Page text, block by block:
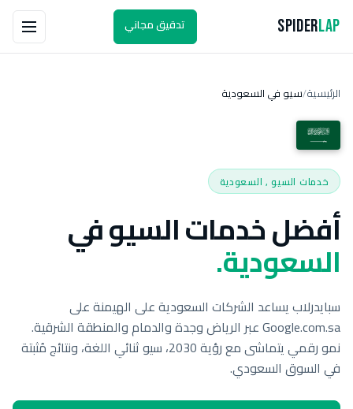
SpiderLap تدقيق مجاني
الرئيسية/سيو في السعودية
خدمات السيو , السعودية
أفضل خدمات السيو في
السعودية.
سبايدرلاب يساعد الشركات السعودية على الهيمنة على
Google.com.sa عبر الرياض وجدة والدمام والمنطقة الشرقية.
نمو رقمي يتماشى مع رؤية 2030، سيو ثنائي اللغة، ونتائج مُثبتة
في السوق السعودي.